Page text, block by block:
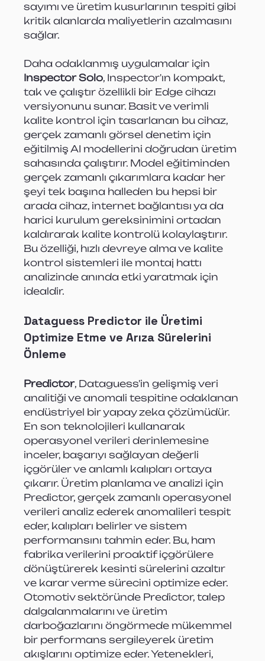
sayımı ve üretim kusurlarının tespiti gibi
kritik alanlarda maliyetlerin azalmasını
sağlar.
Daha odaklanmış uygulamalar için
Inspector Solo, Inspector'ın kompakt,
tak ve çalıştır özellikli bir Edge cihazı
versiyonunu sunar. Basit ve verimli
kalite kontrol için tasarlanan bu cihaz,
gerçek zamanlı görsel denetim için
eğitilmiş AI modellerini doğrudan üretim
sahasında çalıştırır. Model eğitiminden
gerçek zamanlı çıkarımlara kadar her
şeyi tek başına halleden bu hepsi bir
arada cihaz, internet bağlantısı ya da
harici kurulum gereksinimini ortadan
kaldırarak kalite kontrolü kolaylaştırır.
Bu özelliği, hızlı devreye alma ve kalite
kontrol sistemleri ile montaj hattı
analizinde anında etki yaratmak için
idealdir.
Dataguess Predictor ile Üretimi
Optimize Etme ve Arıza Sürelerini
Önleme
Predictor, Dataguess'in gelişmiş veri
analitiği ve anomali tespitine odaklanan
endüstriyel bir yapay zeka çözümüdür.
En son teknolojileri kullanarak
operasyonel verileri derinlemesine
inceler, başarıyı sağlayan değerli
içgörüler ve anlamlı kalıpları ortaya
çıkarır. Üretim planlama ve analizi için
Predictor, gerçek zamanlı operasyonel
verileri analiz ederek anomalileri tespit
eder, kalıpları belirler ve sistem
performansını tahmin eder. Bu, ham
fabrika verilerini proaktif içgörülere
dönüştürerek kesinti sürelerini azaltır
ve karar verme sürecini optimize eder.
Otomotiv sektöründe Predictor, talep
dalgalanmalarını ve üretim
darboğazlarını öngörmede mükemmel
bir performans sergileyerek üretim
akışlarını optimize eder. Yetenekleri,